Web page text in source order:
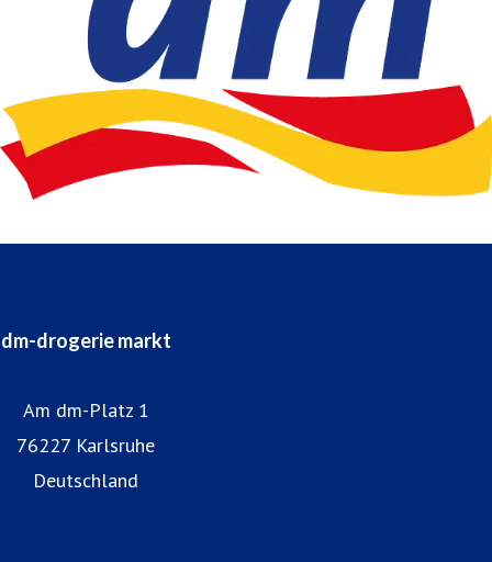
dm-drogerie markt
Am dm-Platz 1
76227 Karlsruhe
Deutschland